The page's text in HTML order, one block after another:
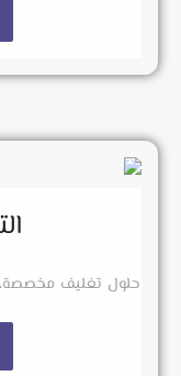
حلول تغليف مخصصة،